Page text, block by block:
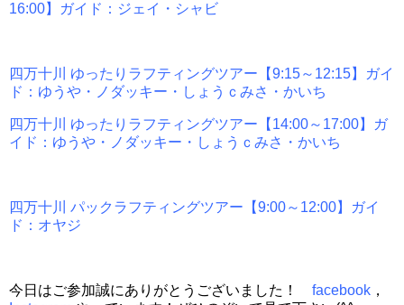
16:00】ガイド：ジェイ・シャビ
四万十川 ゆったりラフティングツアー【9:15～12:15】ガイ
ド：ゆうや・ノダッキー・しょうｃみさ・かいち
四万十川 ゆったりラフティングツアー【14:00～17:00】ガ
イド：ゆうや・ノダッキー・しょうｃみさ・かいち
四万十川 パックラフティングツアー【9:00～12:00】ガイ
ド：オヤジ
今日はご参加誠にありがとうございました！ facebook ，